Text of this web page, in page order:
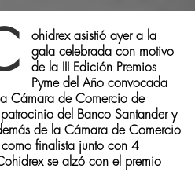
ohidrex asistió ayer a la
gala celebrada con motivo
de la III Edición Premios
Pyme del Año convocada
Cámara de Comercio de
del Banco Santander y
de la Cámara de Comercio
finalista junto con 4
se alzó con el premio